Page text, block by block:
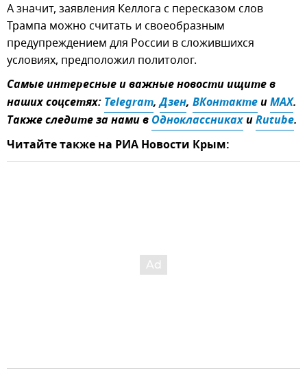
А значит, заявления Келлога с пересказом слов
Трампа можно считать и своеобразным
предупреждением для России в сложившихся
условиях, предположил политолог.
Самые интересные и важные новости ищите в
наших соцсетях:Telegram,Дзен, ВКонтактеиMAX.
Также следите за нами вОдноклассникахиRutube.
Читайте также на РИА Новости Крым: